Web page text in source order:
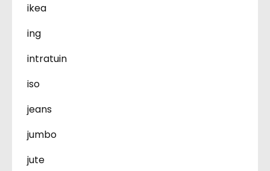
ikea
ing
intratuin
iso
jeans
jumbo
jute